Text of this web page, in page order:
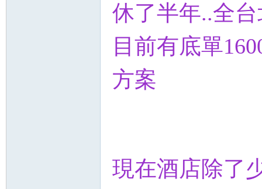
休了半年..全
目前有底單
方案
現在酒店除了